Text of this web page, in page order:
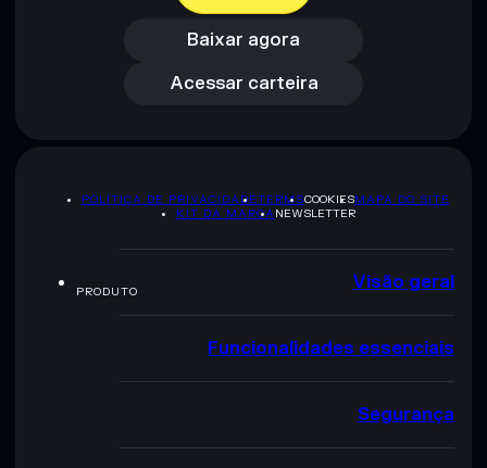
Baixar agora
Acessar carteira
Acessar carteira
POLÍTICA DE PRIVACIDADETERMSCOOKIESMAPA DO SITE
KIT DA MARCA NEWSLETTER
PRODUTO Visão geral
Funcionalidades essenciais
Segurança